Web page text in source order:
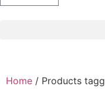
Home / Products